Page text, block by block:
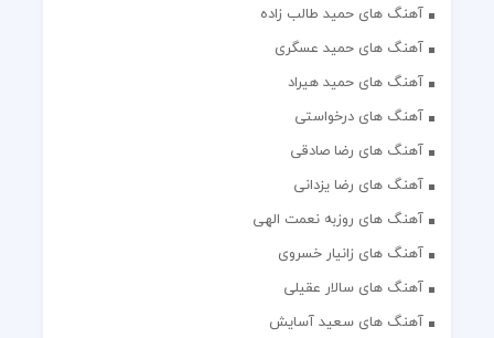
آهنگ های حمید طالب زاده
آهنگ های حمید عسگری
آهنگ های حمید هیراد
آهنگ های درخواستی
آهنگ های رضا صادقی
آهنگ های رضا یزدانی
آهنگ های روزبه نعمت الهی
آهنگ های زانیار خسروی
آهنگ های سالار عقیلی
آهنگ های سعید آسایش